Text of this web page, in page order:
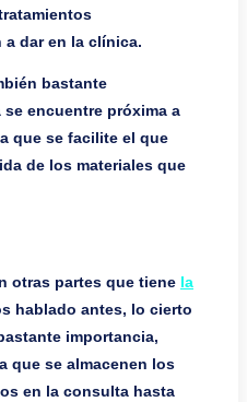
dar en la clínica.
bastante
encuentre próxima a
que se facilite el que
de los materiales que
otras partes que tiene la
hablado antes, lo cierto
importancia,
que se almacenen los
en la consulta hasta